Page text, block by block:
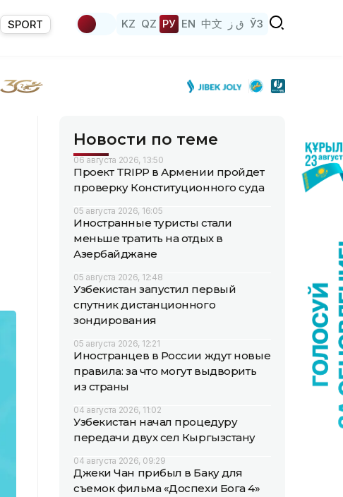
SPORT KZ QZ РУ EN 中文 ق ز ЎЗ
Новости по теме
06 августа 2026, 13:50
Проект TRIPP в Армении пройдет
проверку Конституционного суда
05 августа 2026, 16:05
Иностранные туристы стали
меньше тратить на отдых в
Азербайджане
05 августа 2026, 12:48
Узбекистан запустил первый
спутник дистанционного
зондирования
05 августа 2026, 12:21
Иностранцев в России ждут новые
правила: за что могут выдворить
из страны
04 августа 2026, 11:02
Узбекистан начал процедуру
передачи двух сел Кыргызстану
04 августа 2026, 09:29
Джеки Чан прибыл в Баку для
съемок фильма «Доспехи Бога 4»